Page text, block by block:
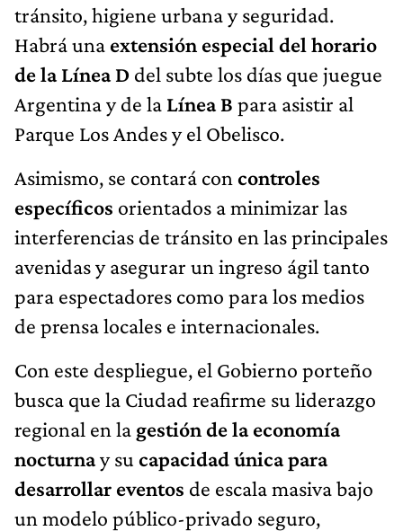
tránsito, higiene urbana y seguridad.
Habrá una extensión especial del horario
de la Línea D del subte los días que juegue
Argentina y de la Línea B para asistir al
Parque Los Andes y el Obelisco.
Asimismo, se contará con controles
específicos orientados a minimizar las
interferencias de tránsito en las principales
avenidas y asegurar un ingreso ágil tanto
para espectadores como para los medios
de prensa locales e internacionales.
Con este despliegue, el Gobierno porteño
busca que la Ciudad reafirme su liderazgo
regional en la gestión de la economía
nocturnay su capacidad única para
desarrollar eventos de escala masiva bajo
un modelo público-privado seguro,